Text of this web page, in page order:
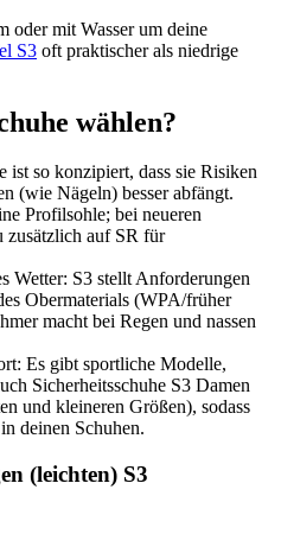
oder mit Wasser um deine
S3 oft praktischer als niedrige
wählen?
ist so konzipiert, dass sie Risiken
(wie Nägeln) besser abfängt.
Profilsohle; bei neueren
zusätzlich auf SR für
Wetter: S3 stellt Anforderungen
Obermaterials (WPA/früher
macht bei Regen und nassen
Es gibt sportliche Modelle,
Sicherheitsschuhe S3 Damen
und kleineren Größen), sodass
deinen Schuhen.
(leichten) S3